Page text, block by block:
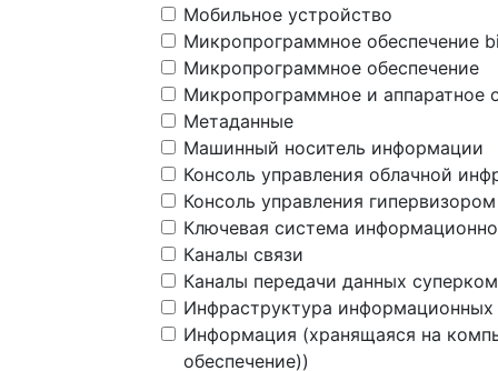
Мобильное устройство
Микропрограммное обеспечение
Микропрограммное обеспечение
Микропрограммное и аппаратное
Метаданные
Машинный носитель информации
Консоль управления облачной
Консоль управления гипервизором
Ключевая система
Каналы связи
Каналы передачи данных
Инфраструктура
Информация (хранящаяся на
обеспечение))